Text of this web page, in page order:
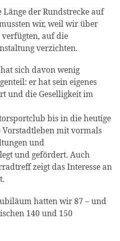
der Rundstrecke auf
wir, weil wir über
verfügten, auf die
verzichten.
sich davon wenig
er hat sein eigenes
und die Geselligkeit im
bis in die heutige
mit vormals
und
und gefördert. Auch
zeigt das Interesse an
hatten wir 87 – und
140 und 150